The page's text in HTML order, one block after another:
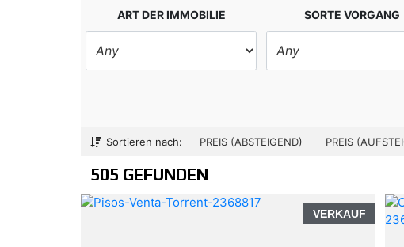
ART DER IMMOBILIE SORTE VORGANG
Sortieren nach: PREIS (ABSTEIGEND) PREIS
505 GEFUNDEN
VERKAUF